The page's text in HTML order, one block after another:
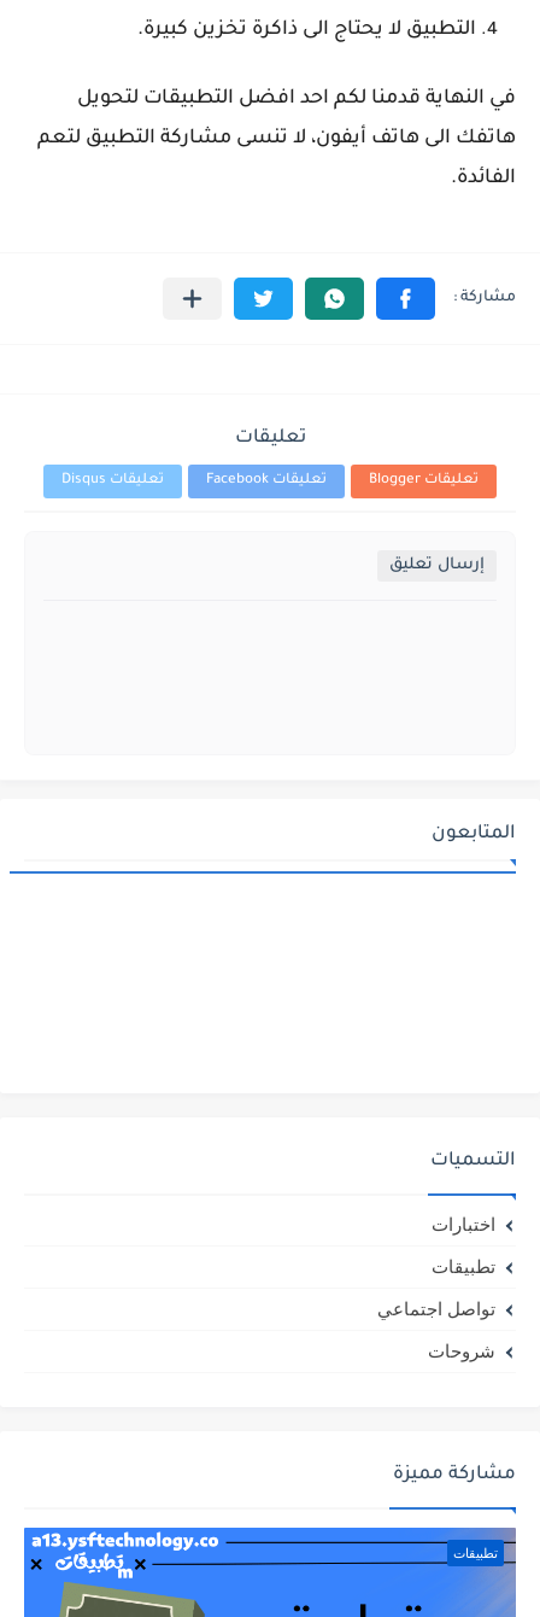
التطبيق لا يحتاج الى ذاكرة تخزين كبيرة.
في النهاية قدمنا لكم احد افضل التطبيقات لتحويل
هاتفك الى هاتف أيفون، لا تنسى مشاركة التطبيق لتعم
الفائدة.
تعليقات
تعليقات Blogger تعليقات Facebook تعليقات Disqus
إرسال تعليق
المتابعون
التسميات
اختبارات
تطبيقات
تواصل اجتماعي
شروحات
مشاركة مميزة
تطبيقات